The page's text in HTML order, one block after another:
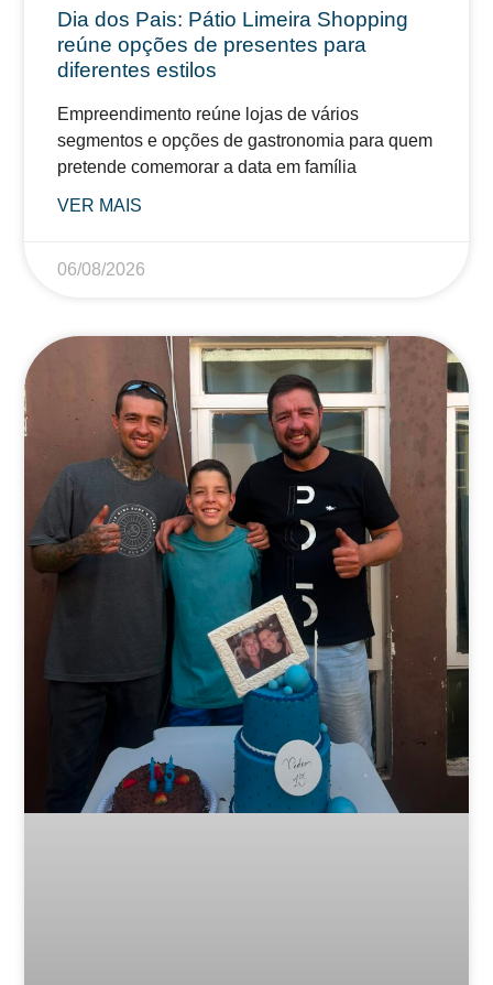
Dia dos Pais: Pátio Limeira Shopping
reúne opções de presentes para
diferentes estilos
Empreendimento reúne lojas de vários
segmentos e opções de gastronomia para quem
pretende comemorar a data em família
VER MAIS
06/08/2026